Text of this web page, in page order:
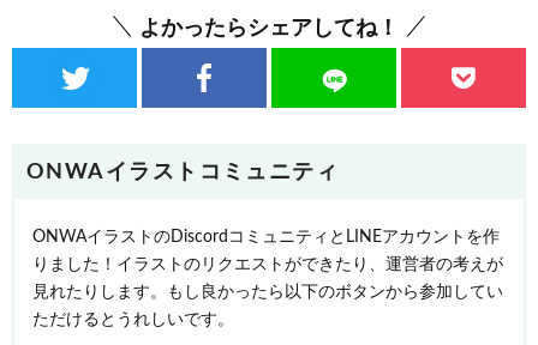
よかったらシェアしてね！
ONWAイラストコミュニティ
ONWAイラストのDiscordコミュニティとLINEアカウントを作
りました！イラストのリクエストができたり、運営者の考えが
見れたりします。もし良かったら以下のボタンから参加してい
ただけるとうれしいです。